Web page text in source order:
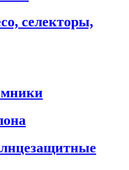
селекторы,